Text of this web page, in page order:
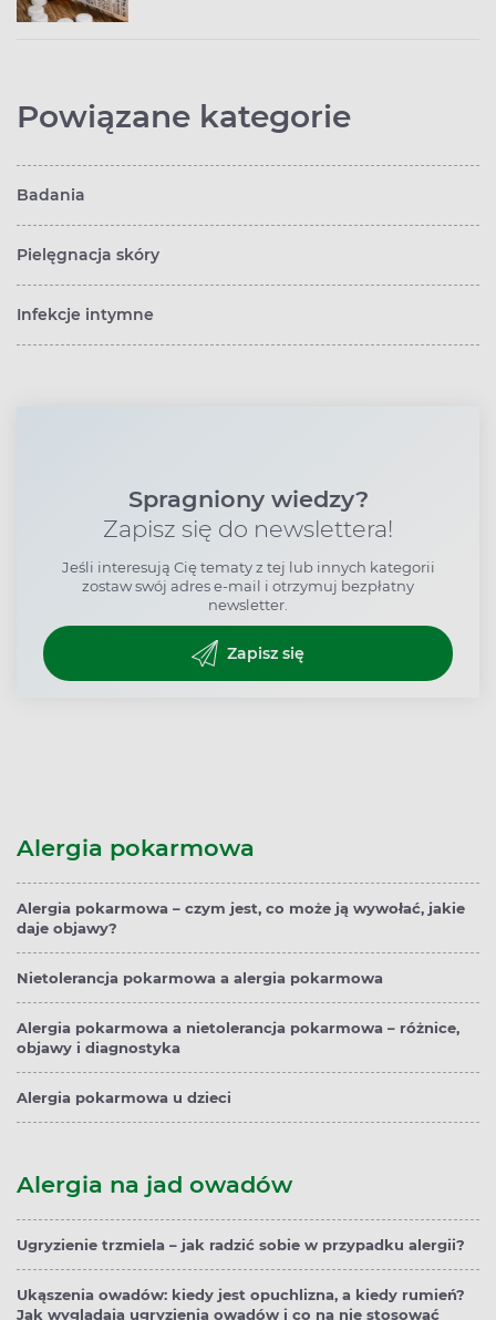
Powiązane kategorie
Badania
Pielęgnacja skóry
Infekcje intymne
Spragniony wiedzy?
Zapisz się do newslettera!
Jeśli interesują Cię tematy z tej lub innych kategorii
zostaw swój adres e-mail i otrzymuj bezpłatny
newsletter.
Zapisz się
Alergia pokarmowa
Alergia pokarmowa – czym jest, co może ją wywołać, jakie
daje objawy?
Nietolerancja pokarmowa a alergia pokarmowa
Alergia pokarmowa a nietolerancja pokarmowa – różnice,
objawy i diagnostyka
Alergia pokarmowa u dzieci
Alergia na jad owadów
Ugryzienie trzmiela – jak radzić sobie w przypadku alergii?
Ukąszenia owadów: kiedy jest opuchlizna, a kiedy rumień?
Jak wyglądają ugryzienia owadów i co na nie stosować